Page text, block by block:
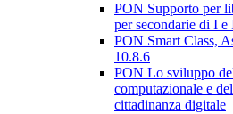
PON Supporto per
per secondarie di I e
PON Smart Class,
10.8.6
PON Lo sviluppo
computazionale e
cittadinanza digitale